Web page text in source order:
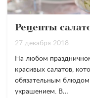
Рецепты
27 декабря 2018
На любом
красивых салатов,
обязательным
украшением. В…